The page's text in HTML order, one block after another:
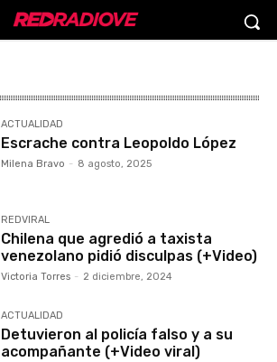
ACTUALIDAD
Escrache contra Leopoldo López
Milena Bravo - 8 agosto, 2025
REDVIRAL
Chilena que agredió a taxista
venezolano pidió disculpas (+Video)
Victoria Torres - 2 diciembre, 2024
ACTUALIDAD
Detuvieron al policía falso y a su
acompañante (+Video viral)